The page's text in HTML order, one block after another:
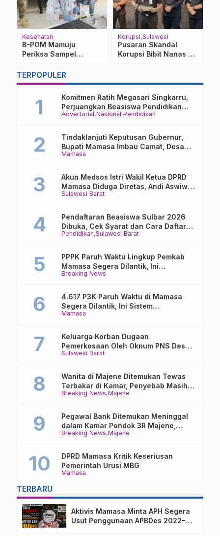
Kesehatan
B-POM Mamuju
Periksa Sampel
Hasilnya Negatif ?
Korupsi Sulawesi
Pusaran Skandal
Korupsi Bibit Nanas Rp
Rakyat’ di Sulsel
TERPOPULER
Advertorial Nasional Pendidikan
Komitmen Ratih Megasari Singkarru,
Perjuangkan Beasiswa Pendidikan
Dari PAUD Hingga Perguruan Tinggi
Mamasa
Tindaklanjuti Keputusan Gubernur,
Bupati Mamasa Imbau Camat, Desa
dan Lurah
Sulawesi Barat
Akun Medsos Istri Wakil Ketua DPRD
Mamasa Diduga Diretas, Andi Aswiwin
Buka Suara
Pendidikan Sulawesi Barat
Pendaftaran Beasiswa Sulbar 2026
Dibuka, Cek Syarat dan Cara Daftar
Online
Breaking News
PPPK Paruh Waktu Lingkup Pemkab
Mamasa Segera Dilantik, Ini
Jadwalnya!
Mamasa
4.617 P3K Paruh Waktu di Mamasa
Segera Dilantik, Ini Sistem
Penggajiannya!
Sulawesi Barat
Keluarga Korban Dugaan
Pemerkosaan Oleh Oknum PNS Desak
Transparansi Kejari Mamasa
Breaking News Majene
Wanita di Majene Ditemukan Tewas
Terbakar di Kamar, Penyebab Masih
Misterius
Breaking News Majene
Pegawai Bank Ditemukan Meninggal
dalam Kamar Pondok 3R Majene,
Polisi Lakukan Penyelidikan
Mamasa
DPRD Mamasa Kritik Keseriusan
Pemerintah Urusi MBG
TERBARU
Aktivis Mamasa Minta APH Segera
Usut Penggunaan APBDes 2022–